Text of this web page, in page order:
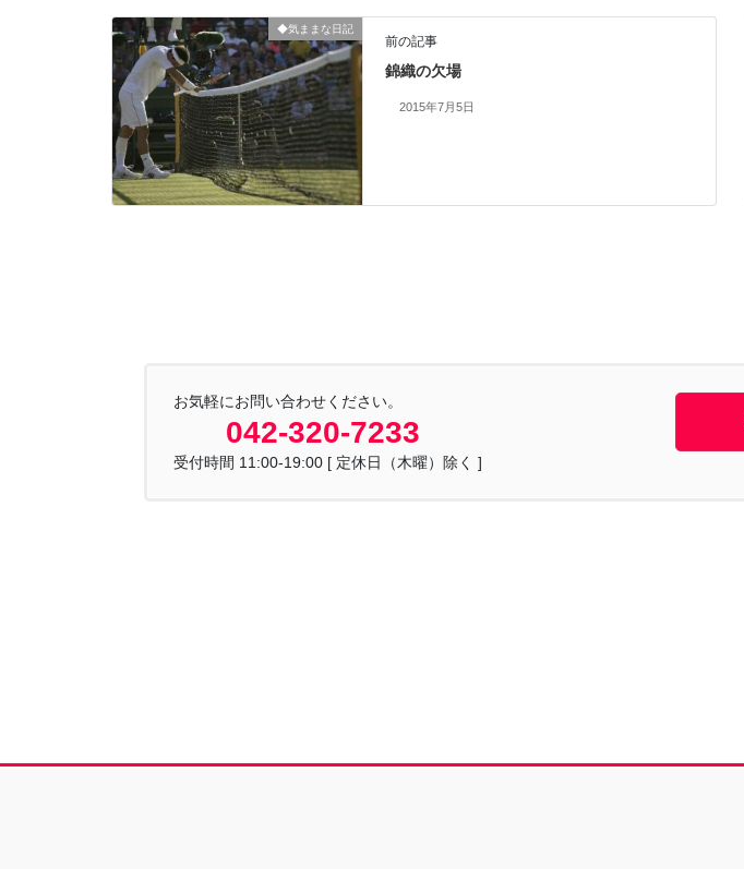
◆気ままな日記
前の記事
錦織の欠場
2015年7月5日
お気軽にお問い合わせください。
042-320-7233
受付時間 11:00-19:00 [ 定休日（木曜）除く ]